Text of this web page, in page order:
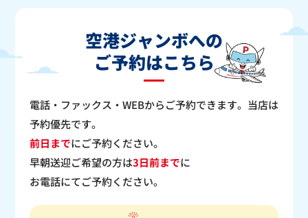
空港ジャンボへの
ご予約はこちら
電話・ファックス・WEBからご予約できます。当店は
予約優先です。
前日までにご予約ください。
早朝送迎ご希望の方は3日前までに
お電話にてご予約ください。